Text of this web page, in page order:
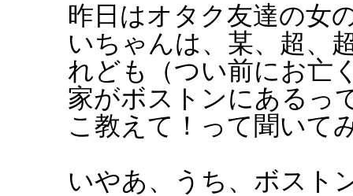
昨日はオタク友達の女
いちゃんは、某、超、
れども（つい前にお亡
家がボストンにあるっ
こ教えて！って聞いて
いやあ、うち、ボスト